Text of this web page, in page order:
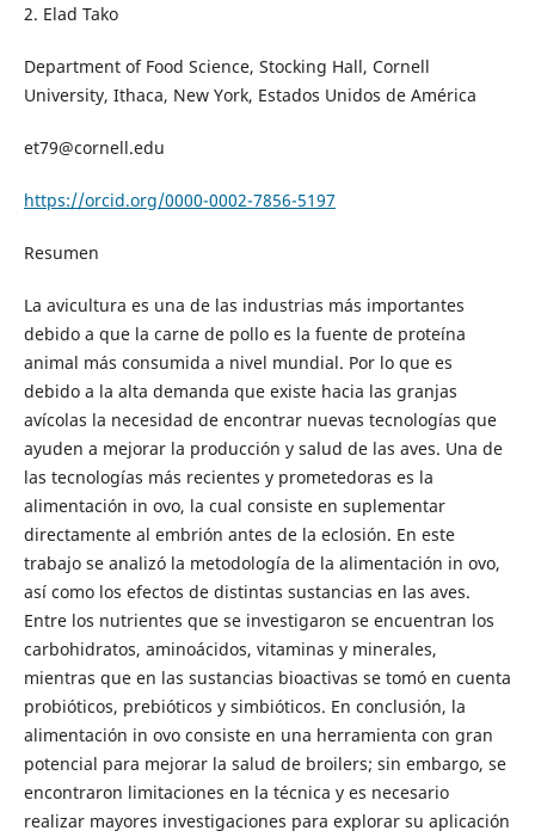
2. Elad Tako
Department of Food Science, Stocking Hall, Cornell
University, Ithaca, New York, Estados Unidos de América
et79@cornell.edu
https://orcid.org/0000-0002-7856-5197
Resumen
La avicultura es una de las industrias más importantes
debido a que la carne de pollo es la fuente de proteína
animal más consumida a nivel mundial. Por lo que es
debido a la alta demanda que existe hacia las granjas
avícolas la necesidad de encontrar nuevas tecnologías que
ayuden a mejorar la producción y salud de las aves. Una de
las tecnologías más recientes y prometedoras es la
alimentación in ovo, la cual consiste en suplementar
directamente al embrión antes de la eclosión. En este
trabajo se analizó la metodología de la alimentación in ovo,
así como los efectos de distintas sustancias en las aves.
Entre los nutrientes que se investigaron se encuentran los
carbohidratos, aminoácidos, vitaminas y minerales,
mientras que en las sustancias bioactivas se tomó en cuenta
probióticos, prebióticos y simbióticos. En conclusión, la
alimentación in ovo consiste en una herramienta con gran
potencial para mejorar la salud de broilers; sin embargo, se
encontraron limitaciones en la técnica y es necesario
realizar mayores investigaciones para explorar su aplicación